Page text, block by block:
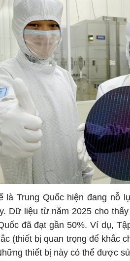
là Trung Quốc hiện đang nỗ
Dữ liệu từ năm 2025 cho
đã đạt gần 50%. Ví dụ,
(thiết bị quan trọng để khắc
thiết bị này có thể được